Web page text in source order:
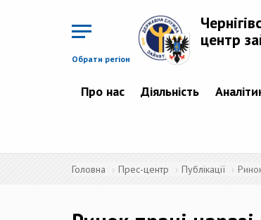
Обрати регіон
центр
Про нас Діяльність
Головна Прес-центр Публікації